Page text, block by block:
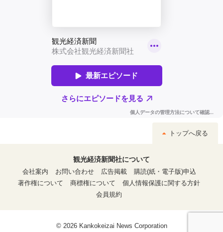
トップへ戻る
観光経済新聞社について
会社案内
お問い合わせ 広告掲載
購読(紙・電子版)申込
著作権について
商標権について
個人情報保護に関する方針
会員規約
© 2026 Kankokeizai News Corporation